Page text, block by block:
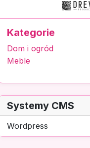
Kategorie
Dom i ogród
Meble
Systemy CMS
Wordpress